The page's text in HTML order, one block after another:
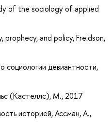
of the sociology of applied
prophecy, and policy, Freidson,
социологии девиантности,
(Кастеллс), М., 2017
историей, Ассман, А.,